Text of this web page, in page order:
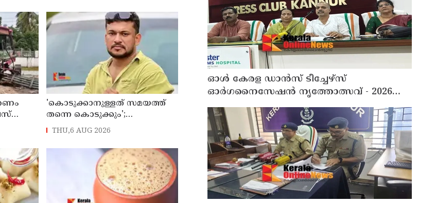
'കൊടുക്കാനുള്ളത് സമയത്ത്
തന്നെ കൊടുക്കും';
പൊലീസിനെതിരെ ഭീഷണി;
അർജുൻ ആയങ്കിക്കെതിരെ
കേസെടുത്തു
THU,6 AUG 2026
ഓൾ കേരള ഡാൻസ് ടീച്ചേഴ്സ്
ഓർഗനൈസേഷൻ നൃത്തോത്സവ് - 2026
എട്ടിന് കണ്ണൂരിൽ